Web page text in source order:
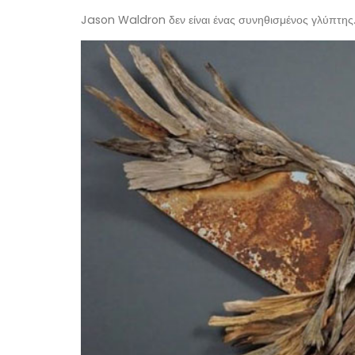
Jason Waldron δεν είναι ένας συνηθισμένος γλύπτης.